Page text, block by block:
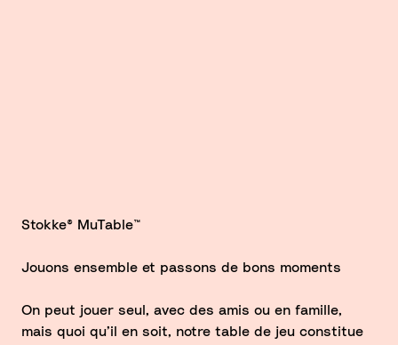
Stokke® MuTable™
Jouons ensemble et passons de bons moments
On peut jouer seul, avec des amis ou en famille,
mais quoi qu’il en soit, notre table de jeu constitue